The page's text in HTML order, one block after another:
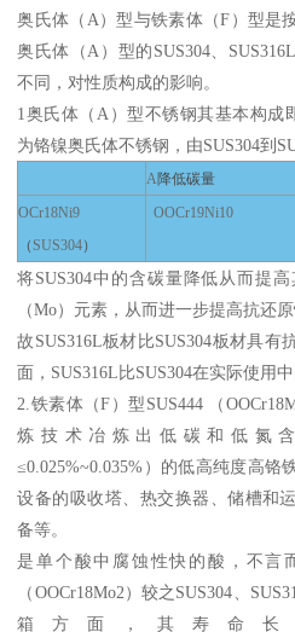
奥氏体（ A）型与铁素体（F）型是
奥氏体（A ）型的SUS304、 SUS316L
不同，对性质构成的影响。
1奥氏体（ A ）型不锈钢其基本构成
为铬镍奥氏体不锈钢，由SUS304到
A降低碳量
OCr18Ni9
（SUS304）
OOCr19Ni10
将SUS304中的含碳量降低从而提
（Mo）元素，从而进一步提高抗还
故SUS316L板材比SUS304板材具有
面， SUS316L比SUS304在实际使用中
2. 铁素体（F）型SUS444 （
炼技术冶炼出低碳和低氮
≤0.025%~0.035%）的低高纯度高铬
设备的吸收塔、热交换器、储槽和
备等。
是单个酸中腐蚀性快的酸，不言
（OOCr18Mo2）较之SUS304
箱方面，其寿命长